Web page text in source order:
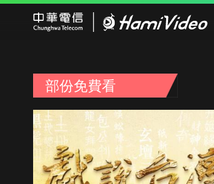
部份免費看